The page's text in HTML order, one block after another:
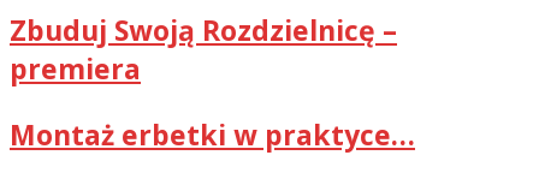
Zbuduj Swoją Rozdzielnicę –
premiera
Montaż erbetki w praktyce…